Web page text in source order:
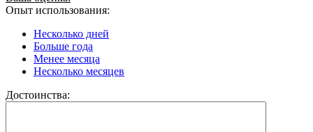
Опыт использования:
Несколько дней
Больше года
Менее месяца
Несколько месяцев
Достоинства: